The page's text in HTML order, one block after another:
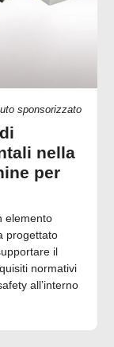
sponsorizzato
nella
per
elemento
progettato
il
normativi
all’interno